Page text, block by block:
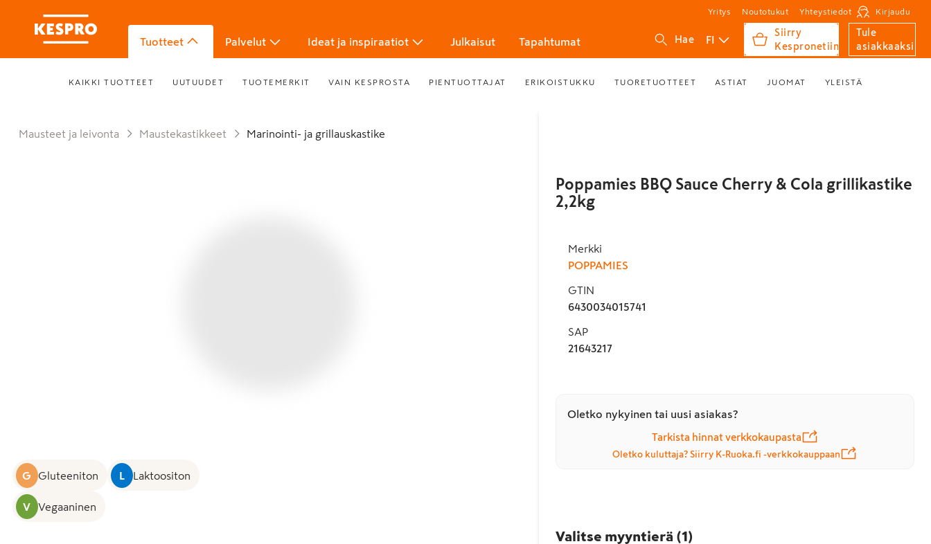
Yritys Noutotukut Yhteystiedot Kirjaudu
Tuotteet Palvelut Ideat ja inspiraatiot Julkaisut Tapahtumat Hae FI
Siirry
Kespronetiin
Tule
asiakkaaksi
KAIKKI TUOTTEET UUTUUDET TUOTEMERKIT VAIN KESPROSTA PIENTUOTTAJAT ERIKOISTUKKU TUORETUOTTEET ASTIAT JUOMAT YLEISTÄ
Mausteet ja leivonta Maustekastikkeet Marinointi- ja grillauskastike
G Gluteeniton L Laktoositon
V Vegaaninen
Poppamies BBQ Sauce Cherry & Cola grillikastike
2,2kg
Merkki
POPPAMIES
GTIN
6430034015741
SAP
21643217
Oletko nykyinen tai uusi asiakas?
Tarkista hinnat verkkokaupasta
Oletko kuluttaja? Siirry K-Ruoka.fi -verkkokauppaan
Valitse myyntierä (1 )